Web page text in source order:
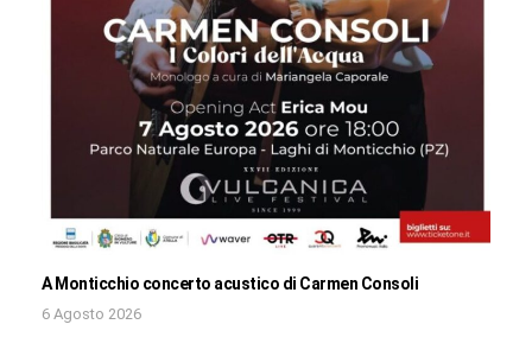
A Monticchio concerto acustico di Carmen Consoli
6 Agosto 2026